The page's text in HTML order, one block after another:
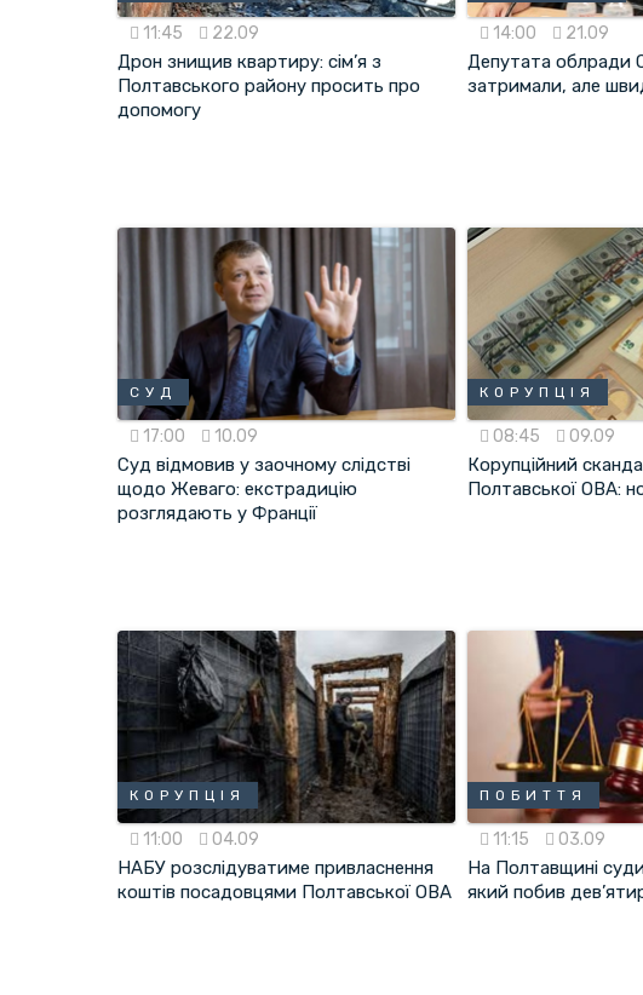
11:45 22.09
Дрон знищив квартиру: сім’я з
Полтавського району просить про
допомогу
14:00 21.09
Депутата облради
затримали, але
СУД
17:00 10.09
Суд відмовив у заочному слідстві
щодо Жеваго: екстрадицію
розглядають у Франції
КОРУПЦІЯ
08:45 09.09
Корупційний
Полтавської ОВА:
КОРУПЦІЯ
11:00 04.09
НАБУ розслідуватиме привласнення
коштів посадовцями Полтавської ОВА
ПОБИТТЯ
11:15 03.09
На Полтавщині
який побив